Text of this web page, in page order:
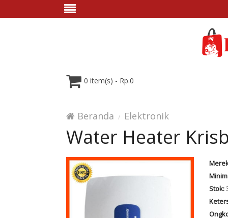
0 item(s) - Rp.0
Beranda Elektronik
Water Heater
Stok: